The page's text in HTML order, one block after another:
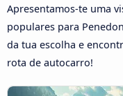
Apresentamos-te uma
populares para
da tua escolha e
rota de autocarro!